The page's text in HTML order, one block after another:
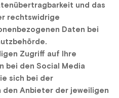
und das
rechtswidrige
Daten bei
Zugriff auf Ihre
bei den Social Media
sich bei der
den Anbieter der jeweiligen